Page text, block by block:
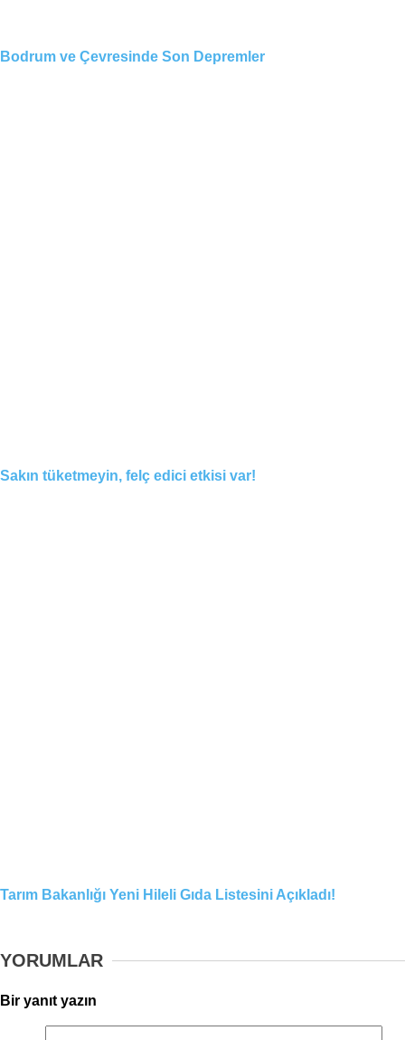
Bodrum ve Çevresinde Son Depremler
Sakın tüketmeyin, felç edici etkisi var!
Tarım Bakanlığı Yeni Hileli Gıda Listesini Açıkladı!
YORUMLAR
Bir yanıt yazın